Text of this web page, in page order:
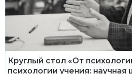
Круглый стол «От
психологии учения: